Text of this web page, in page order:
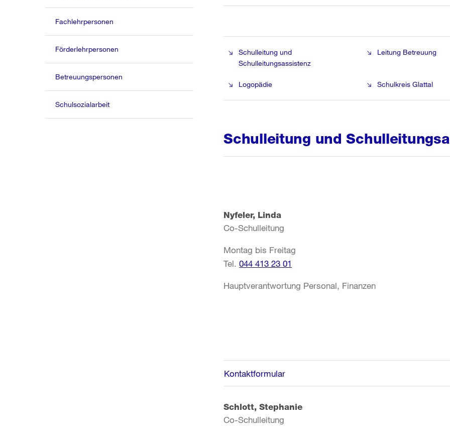
Schulleitung und
Schulleitungsassistenz
Leitung Betreuung
Logopädie Schulkreis Glattal
Schulleitung und
Nyfeler, Linda
Co-Schulleitung
Montag bis Freitag
Tel.044 413 23 01
Hauptverantwortung Personal, Finanzen
Kontaktformular
Schlott, Stephanie
Co-Schulleitung
Fachlehrpersonen
Förderlehrpersonen
Betreuungspersonen
Schulsozialarbeit